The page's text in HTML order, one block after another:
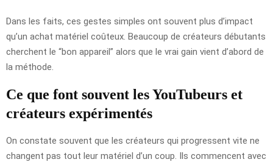
Dans les faits, ces gestes simples ont souvent plus d’impact
qu’un achat matériel coûteux. Beaucoup de créateurs débutants
cherchent le “bon appareil” alors que le vrai gain vient d’abord de
la méthode.
Ce que font souvent les YouTubeurs et
créateurs expérimentés
On constate souvent que les créateurs qui progressent vite ne
changent pas tout leur matériel d’un coup. Ils commencent avec